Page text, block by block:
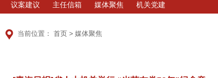
议案建议 主任信箱 媒体聚焦 机关党建
当前位置：首页 >媒体聚焦